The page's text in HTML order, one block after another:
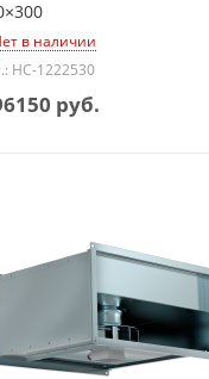
в наличии
НС-1222530
руб.